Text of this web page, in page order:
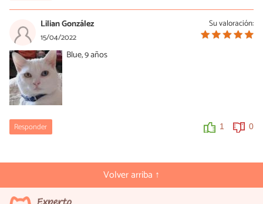
Su valoración:
Lilian González
15/04/2022
Blue, 9 años
Responder 1 0
Volver arriba ↑